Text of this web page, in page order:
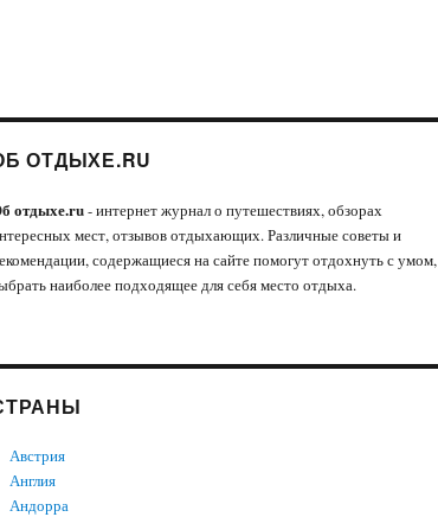
ОТДЫХЕ.RU
отдыхе.ru- интернет журнал о путешествиях, обзорах
мест, отзывов отдыхающих. Различные советы и
содержащиеся на сайте помогут отдохнуть с умом,
наиболее подходящее для себя место отдыха.
Австрия
Англия
Андорра